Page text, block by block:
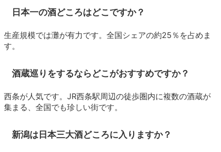
日本一の酒どころはどこですか？
生産規模では灘が有力です。全国シェアの約25％を占めま
す。
酒蔵巡りをするならどこがおすすめですか？
西条が人気です。JR西条駅周辺の徒歩圏内に複数の酒蔵が
集まる、全国でも珍しい街です。
新潟は日本三大酒どころに入りますか？